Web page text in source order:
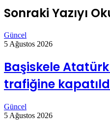
Sonraki Yazıyı
Güncel
5 Ağustos 2026
Başiskele
trafiğine
Güncel
5 Ağustos 2026